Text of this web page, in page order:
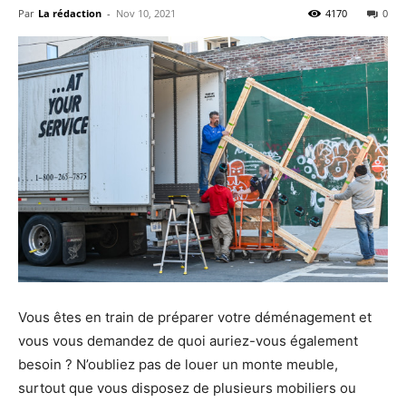
Par La rédaction - Nov 10, 2021 0
4170
Vous êtes en train de préparer votre déménagement et
vous vous demandez de quoi auriez-vous également
besoin ? N’oubliez pas de louer un monte meuble,
surtout que vous disposez de plusieurs mobiliers ou